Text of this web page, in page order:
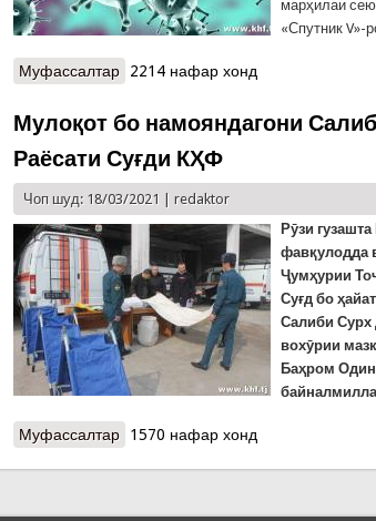
марҳилаи
«Спутник V»-
Муфассалтар о COVID-19: Филиппин вуруди
2214 нафар хонд
Мулоқот бо намояндагони
Раёсати Суғди КҲФ
Чоп шуд: 18/03/2021 |redaktor
Рӯзи
фавқулодда
Ҷумҳурии
Суғд бо
Салиби Сурх
вохӯрии
Баҳром
Муфассалтар о Мулоқот бо намояндагони
1570 нафар хонд